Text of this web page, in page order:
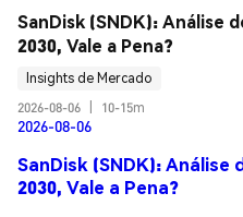
SanDisk (SNDK): Análise
2030, Vale a Pena?
Insights de Mercado
2026-08-06
10-15m
2026-08-06
SanDisk (SNDK): Análise
2030, Vale a Pena?